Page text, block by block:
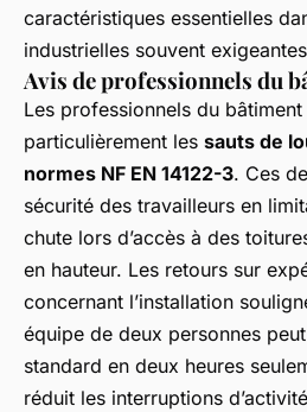
caractéristiques essentielles
industrielles souvent
Avis de professionnels du
Les professionnels du
particulièrement les sauts de
normes NF EN 14122-3. Ces
sécurité des travailleurs en
chute lors d’accès à des
en hauteur. Les retours sur
concernant l’installation
équipe de deux personnes
standard en deux heures
réduit les interruptions